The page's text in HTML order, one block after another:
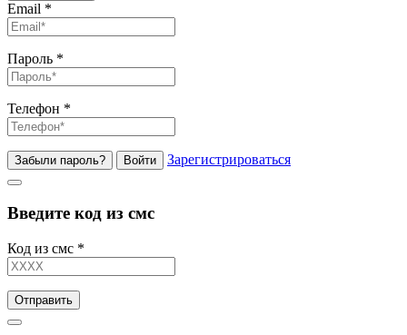
Email *
Пароль *
Телефон *
Забыли пароль? Войти Зарегистрироваться
Введите код из смс
Код из смс *
Отправить